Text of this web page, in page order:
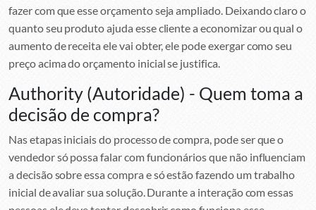
fazer com que esse orçamento seja ampliado. Deixando claro o
quanto seu produto ajuda esse cliente a economizar ou qual o
aumento de receita ele vai obter, ele pode exergar como seu
preço acima do orçamento inicial se justifica.
Authority (Autoridade) - Quem toma a
decisão de compra?
Nas etapas iniciais do processo de compra, pode ser que o
vendedor só possa falar com funcionários que não influenciam
a decisão sobre essa compra e só estão fazendo um trabalho
inicial de avaliar sua solução. Durante a interação com essas